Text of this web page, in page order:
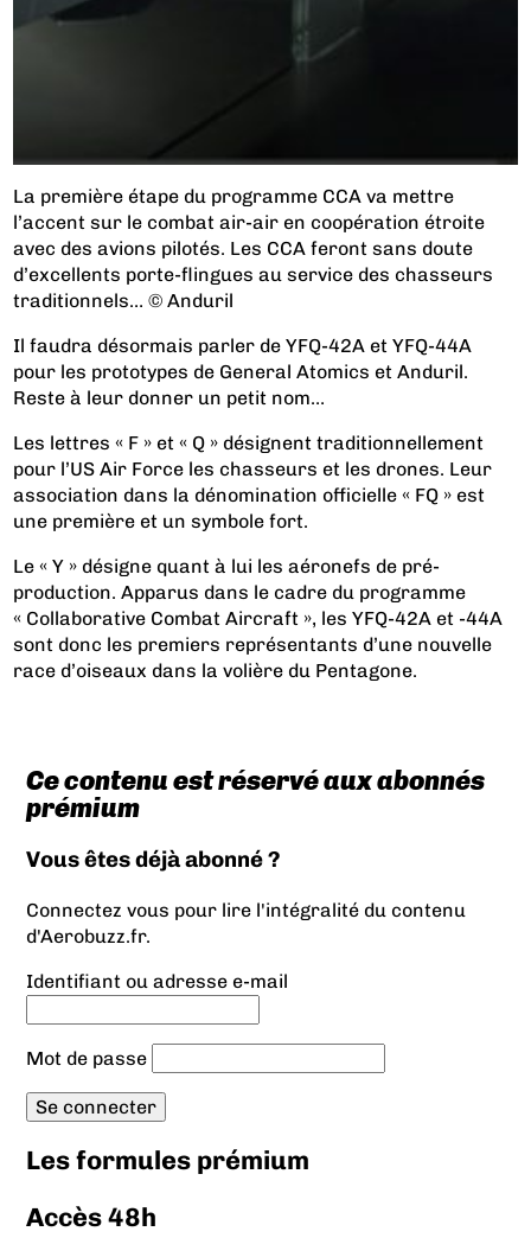
La première étape du programme CCA va mettre
l’accent sur le combat air-air en coopération étroite
avec des avions pilotés. Les CCA feront sans doute
d’excellents porte-flingues au service des chasseurs
traditionnels… © Anduril
Il faudra désormais parler de YFQ-42A et YFQ-44A
pour les prototypes de General Atomics et Anduril.
Reste à leur donner un petit nom…
Les lettres « F » et « Q » désignent traditionnellement
pour l’US Air Force les chasseurs et les drones. Leur
association dans la dénomination officielle « FQ » est
une première et un symbole fort.
Le « Y » désigne quant à lui les aéronefs de pré-
production. Apparus dans le cadre du programme
« Collaborative Combat Aircraft », les YFQ-42A et -44A
sont donc les premiers représentants d’une nouvelle
race d’oiseaux dans la volière du Pentagone.
Ce contenu est réservé aux abonnés
prémium
Vous êtes déjà abonné ?
Connectez vous pour lire l'intégralité du contenu
d'Aerobuzz.fr.
Identifiant ou adresse e-mail
Mot de passe
Les formules prémium
Accès 48h